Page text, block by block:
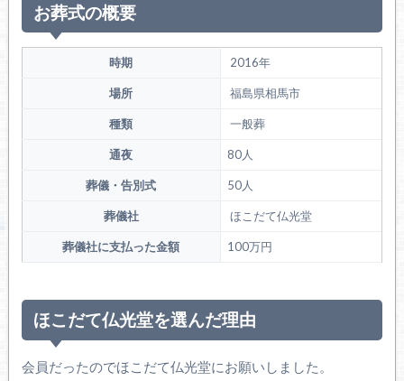
お葬式の概要
時期 2016年
場所 福島県相馬市
種類 一般葬
通夜 80人
葬儀・告別式 50人
葬儀社 ほこだて仏光堂
葬儀社に支払った金額 100万円
ほこだて仏光堂を選んだ理由
会員だったのでほこだて仏光堂にお願いしました。